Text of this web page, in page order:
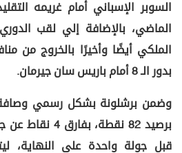
السوبر الإسباني أمام غريمه
الماضي، بالإضافة إلي لقب
الملكي أيضًا وأخيرًا بالخروج من
بدور الـ 8 أمام باريس سان جيرمان.
وضمن برشلونة بشكل رسمي وصافة
برصيد 82 نقطة،
قبل جولة واحدة على النهاية،